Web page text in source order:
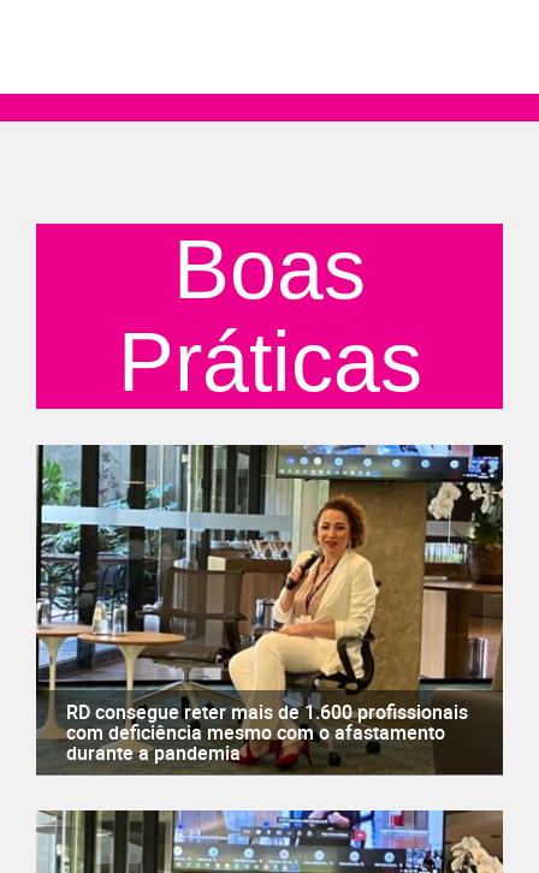
Boas
Práticas
RD consegue reter mais de 1.600 profissionais
com deficiência mesmo com o afastamento
durante a pandemia